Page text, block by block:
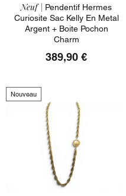
Neuf | Pendentif Hermes
Curiosite Sac Kelly En Metal
Argent + Boite Pochon
Charm
389,90 €
Nouveau